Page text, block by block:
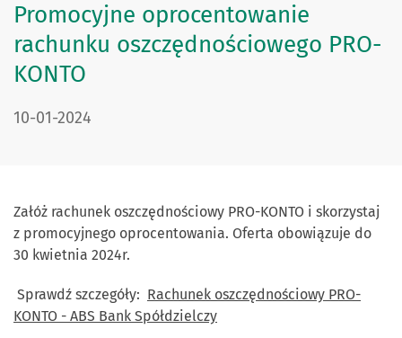
Promocyjne oprocentowanie
rachunku oszczędnościowego PRO-
KONTO
DATA PUBLIKACJI:
10-01-2024
Załóż rachunek oszczędnościowy PRO-KONTO i skorzystaj
z promocyjnego oprocentowania. Oferta obowiązuje do
30 kwietnia 2024r.
Sprawdź szczegóły: Rachunek oszczędnościowy PRO-
KONTO - ABS Bank Spółdzielczy